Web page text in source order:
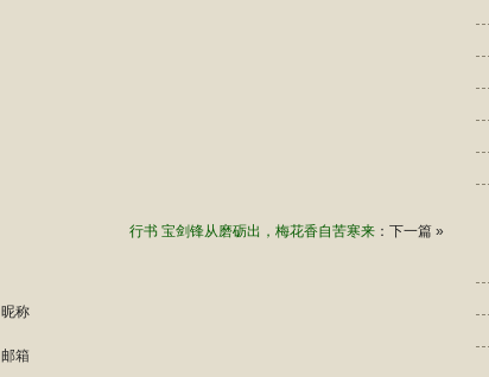
行书 宝剑锋从磨砺出，梅花香自苦寒来 ：下一篇 »
昵称
邮箱